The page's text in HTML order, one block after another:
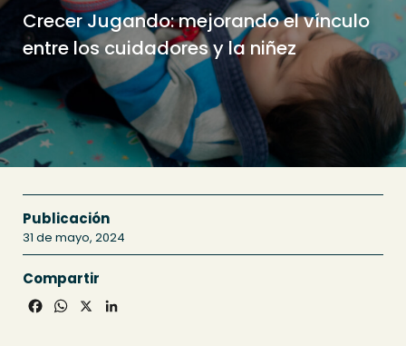
Crecer Jugando: mejorando el vínculo
entre los cuidadores y la niñez
Publicación
31 de mayo, 2024
Compartir
Facebook
WhatsApp